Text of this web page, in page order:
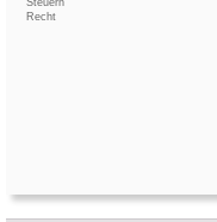
Steuern
Recht